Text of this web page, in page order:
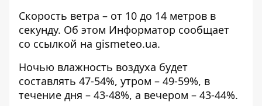
Скорость ветра – от 10 до 14 метров в
секунду. Об этом Информатор сообщает
со ссылкой на gismeteo.ua.
Ночью влажность воздуха будет
составлять 47-54%, утром – 49-59%, в
течение дня – 43-48%, а вечером – 43-44%.